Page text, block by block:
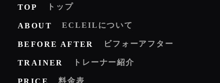
TOP トップ
ABOUT ECLEILについて
BEFORE AFTER ビフォーアフター
TRAINER トレーナー紹介
料金表